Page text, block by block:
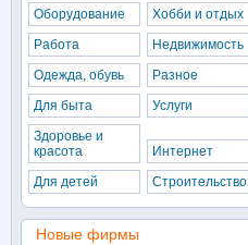
Оборудование
Хобби и отдых
Работа
Недвижимость
Одежда, обувь
Разное
Для быта
Услуги
Здоровье и
красота
Интернет
Для детей
Строительство
Новые фирмы